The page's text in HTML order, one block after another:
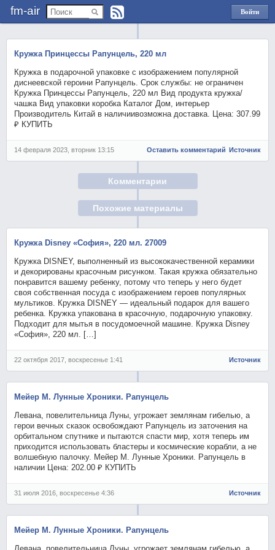
fm-air
Войти
через
Кружка Принцессы Рапунцель, 220 мл
Кружка в подарочной упаковке с изображением популярной
диснеевской героини Рапунцель. Срок службы: не ограничен
Кружка Принцессы Рапунцель, 220 мл Вид продукта кружка/
чашка Вид упаковки коробка Каталог Дом, интерьер
Производитель Китай в наличиивозможна доставка. Цена: 307.99
₽ КУПИТЬ
14 февраля 2023, вторник 13:15 Оставить комментарий Источник
Комментарии
Похожие материалы
Кружка Disney «София», 220 мл. 27009
Кружка DISNEY, выполненный из высококачественной керамики
и декорированы красочным рисунком. Такая кружка обязательно
понравится вашему ребенку, потому что теперь у него будет
своя собственная посуда с изображением героев популярных
мультиков. Кружка DISNEY — идеальный подарок для вашего
ребенка. Кружка упакована в красочную, подарочную упаковку.
Подходит для мытья в посудомоечной машине. Кружка Disney
«София», 220 мл. […]
22 октября 2017, воскресенье 1:41 Источник
Мейер М. Лунные Хроники. Рапунцель
Левана, повелительница Луны, угрожает землянам гибелью, а
герои вечных сказок освобождают Рапунцель из заточения на
орбитальном спутнике и пытаются спасти мир, хотя теперь им
приходится использовать бластеры и космические корабли, а не
волшебную палочку. Мейер М. Лунные Хроники. Рапунцель в
наличии Цена: 202.00 ₽ КУПИТЬ
31 июля 2016, воскресенье 4:36 Источник
Мейер М. Лунные Хроники. Рапунцель